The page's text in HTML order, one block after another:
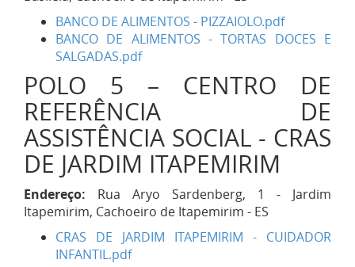
BANCO DE ALIMENTOS - PIZZAIOLO.pdf
BANCO DE ALIMENTOS - TORTAS DOCES E
SALGADAS.pdf
POLO 5 – CENTRO DE
REFERÊNCIA DE
ASSISTÊNCIA SOCIAL - CRAS
DE JARDIM ITAPEMIRIM
Endereço: Rua Aryo Sardenberg, 1 - Jardim
Itapemirim, Cachoeiro de Itapemirim - ES
CRAS DE JARDIM ITAPEMIRIM - CUIDADOR
INFANTIL.pdf